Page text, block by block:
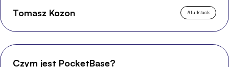
Tomasz Kozon #fullstack
Czym jest PocketBase?